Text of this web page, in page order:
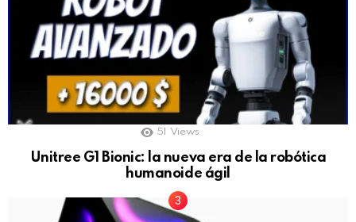
51 Views
Unitree G1 Bionic: la nueva era de la robótica
humanoide ágil